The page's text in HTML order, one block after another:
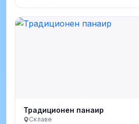
Традиционен панаир
Склаве